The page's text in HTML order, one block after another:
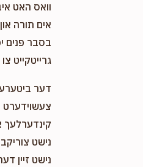
וואס האט
אים תורה
בסבר פנים
גרייטקייט
דער
צעשוידערט
קינדערלעך
נישט
נישט זיין